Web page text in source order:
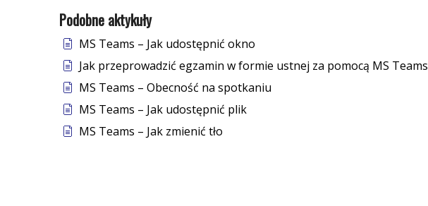
Podobne aktykuły
MS Teams – Jak udostępnić okno
Jak przeprowadzić egzamin w formie ustnej za pomocą MS Teams
MS Teams – Obecność na spotkaniu
MS Teams – Jak udostępnić plik
MS Teams – Jak zmienić tło